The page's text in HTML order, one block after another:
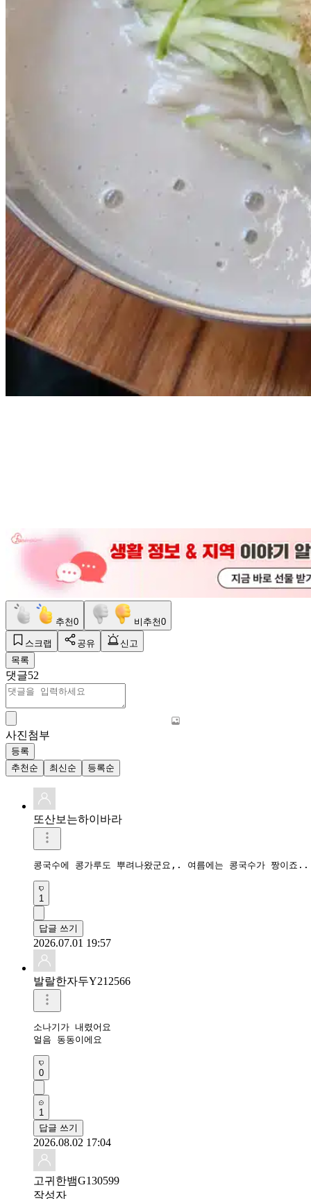
추천0 비추천0
스크랩 공유
신고
목록
댓글52
사진첨부
등록
추천순
최신순 등록순
또산보는하이바라
콩국수에 콩가루도 뿌려나왔군요,. 여름에는 콩국수가 짱이죠
1
답글 쓰기
2026.07.01 19:57
발랄한자두Y212566
소나기가 내렸어요
얼음 동동이에요
0
1
답글 쓰기
2026.08.02 17:04
고귀한뱀G130599
작성자